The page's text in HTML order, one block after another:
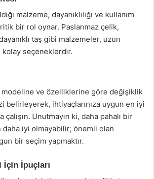
malzeme, dayanıklılığı ve kullanım
bir rol oynar. Paslanmaz çelik,
taş gibi malzemeler, uzun
kolay seçeneklerdir.
modeline ve özelliklerine göre değişiklik
belirleyerek, ihtiyaçlarınıza uygun en iyi
Unutmayın ki, daha pahalı bir
daha iyi olmayabilir; önemli olan
bir seçim yapmaktır.
İçin İpuçları